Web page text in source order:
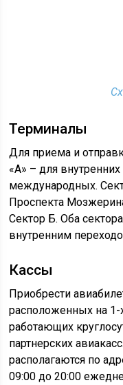
Терминалы
Для приема и
«А» – для
международных.
Проспекта
Сектор Б. Оба
внутренним
Кассы
Приобрести
расположенных на 1-
работающих
партнерских
располагаются по
09:00 до 20:00